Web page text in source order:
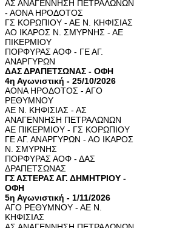
ΑΣ ΑΝΑΓΕΝΝΗΣΗ ΠΕΤΡΑΛΩΝΩΝ
- ΑΟΝΑ ΗΡΟΔΟΤΟΣ
ΓΣ ΚΟΡΩΠΙΟΥ - ΑΕ Ν. ΚΗΦΙΣΙΑΣ
ΑΟ ΙΚΑΡΟΣ Ν. ΣΜΥΡΝΗΣ - ΑΕ
ΠΙΚΕΡΜΙΟΥ
ΠΟΡΦΥΡΑΣ ΑΟΦ - ΓΕ ΑΓ.
ΑΝΑΡΓΥΡΩΝ
ΔΑΣ ΔΡΑΠΕΤΣΩΝΑΣ - ΟΦΗ
4η Αγωνιστική - 25/10/2026
ΑΟΝΑ ΗΡΟΔΟΤΟΣ - ΑΓΟ
ΡΕΘΥΜΝΟΥ
ΑΕ Ν. ΚΗΦΙΣΙΑΣ - ΑΣ
ΑΝΑΓΕΝΝΗΣΗ ΠΕΤΡΑΛΩΝΩΝ
ΑΕ ΠΙΚΕΡΜΙΟΥ - ΓΣ ΚΟΡΩΠΙΟΥ
ΓΕ ΑΓ. ΑΝΑΡΓΥΡΩΝ - ΑΟ ΙΚΑΡΟΣ
Ν. ΣΜΥΡΝΗΣ
ΠΟΡΦΥΡΑΣ ΑΟΦ - ΔΑΣ
ΔΡΑΠΕΤΣΩΝΑΣ
ΓΣ ΑΣΤΕΡΑΣ ΑΓ. ΔΗΜΗΤΡΙΟΥ -
ΟΦΗ
5η Αγωνιστική - 1/11/2026
ΑΓΟ ΡΕΘΥΜΝΟΥ - ΑΕ Ν.
ΚΗΦΙΣΙΑΣ